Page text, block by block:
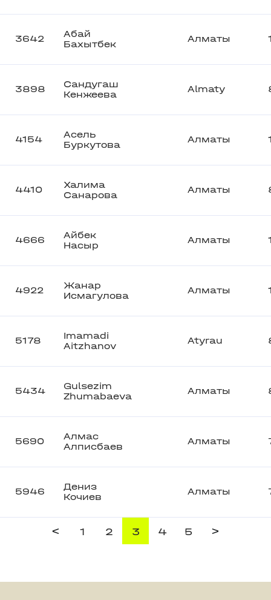
3642
Абай
Бахытбек
Алматы
3898
Сандугаш
Кенжеева
Almaty
4154
Асель
Буркутова
Алматы
4410
Халима
Санарова
Алматы
4666
Айбек
Насыр
Алматы
4922
Жанар
Исмагулова
Алматы
5178
Imamadi
Aitzhanov
Atyrau
5434
Gulsezim
Zhumabaeva
Алматы
5690
Алмас
Алписбаев
Алматы
5946
Дениз
Кочиев
Алматы
< 1 2 3 4 5 >